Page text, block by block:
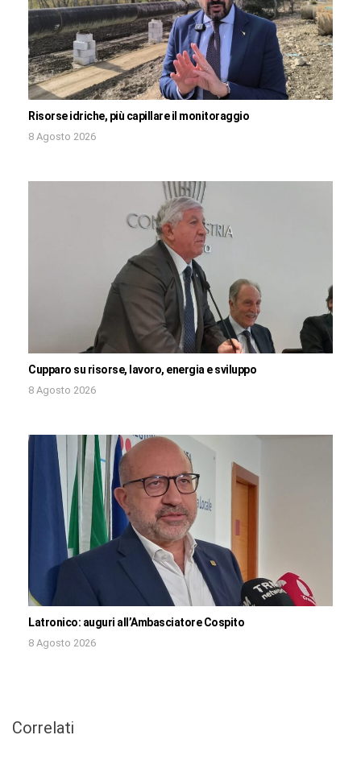
Risorse idriche, più capillare il monitoraggio
8 Agosto 2026
Cupparo su risorse, lavoro, energia e sviluppo
8 Agosto 2026
Latronico: auguri all’Ambasciatore Cospito
8 Agosto 2026
Correlati